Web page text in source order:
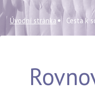
Úvodní stránka Cesta k